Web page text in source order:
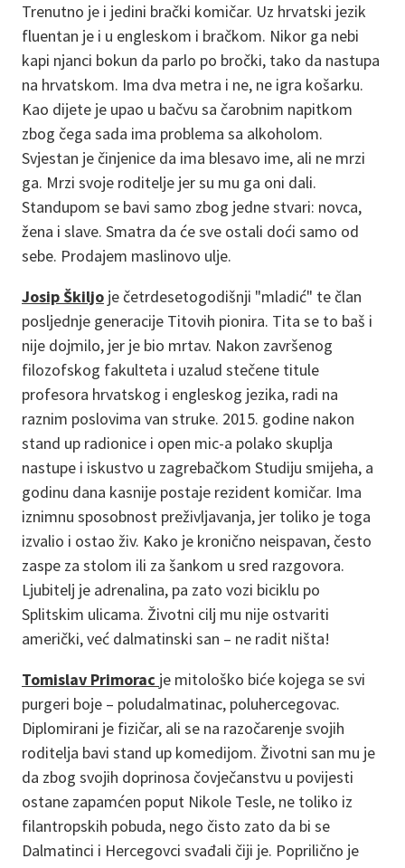
Trenutno je i jedini brački komičar. Uz hrvatski jezik
fluentan je i u engleskom i bračkom. Nikor ga nebi
kapi njanci bokun da parlo po bročki, tako da nastupa
na hrvatskom. Ima dva metra i ne, ne igra košarku.
Kao dijete je upao u bačvu sa čarobnim napitkom
zbog čega sada ima problema sa alkoholom.
Svjestan je činjenice da ima blesavo ime, ali ne mrzi
ga. Mrzi svoje roditelje jer su mu ga oni dali.
Standupom se bavi samo zbog jedne stvari: novca,
žena i slave. Smatra da će sve ostali doći samo od
sebe. Prodajem maslinovo ulje.
Josip Škiljo je četrdesetogodišnji "mladić" te član
posljednje generacije Titovih pionira. Tita se to baš i
nije dojmilo, jer je bio mrtav. Nakon završenog
filozofskog fakulteta i uzalud stečene titule
profesora hrvatskog i engleskog jezika, radi na
raznim poslovima van struke. 2015. godine nakon
stand up radionice i open mic-a polako skuplja
nastupe i iskustvo u zagrebačkom Studiju smijeha, a
godinu dana kasnije postaje rezident komičar. Ima
iznimnu sposobnost preživljavanja, jer toliko je toga
izvalio i ostao živ. Kako je kronično neispavan, često
zaspe za stolom ili za šankom u sred razgovora.
Ljubitelj je adrenalina, pa zato vozi biciklu po
Splitskim ulicama. Životni cilj mu nije ostvariti
američki, već dalmatinski san – ne radit ništa!
Tomislav Primorac je mitološko biće kojega se svi
purgeri boje – poludalmatinac, poluhercegovac.
Diplomirani je fizičar, ali se na razočarenje svojih
roditelja bavi stand up komedijom. Životni san mu je
da zbog svojih doprinosa čovječanstvu u povijesti
ostane zapamćen poput Nikole Tesle, ne toliko iz
filantropskih pobuda, nego čisto zato da bi se
Dalmatinci i Hercegovci svađali čiji je. Poprilično je